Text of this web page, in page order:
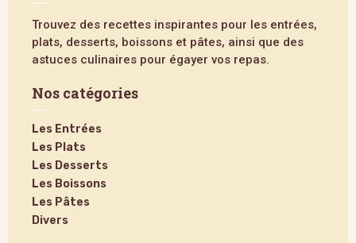
Trouvez des recettes inspirantes pour les entrées,
plats, desserts, boissons et pâtes, ainsi que des
astuces culinaires pour égayer vos repas.
Nos catégories
Les Entrées
Les Plats
Les Desserts
Les Boissons
Les Pâtes
Divers